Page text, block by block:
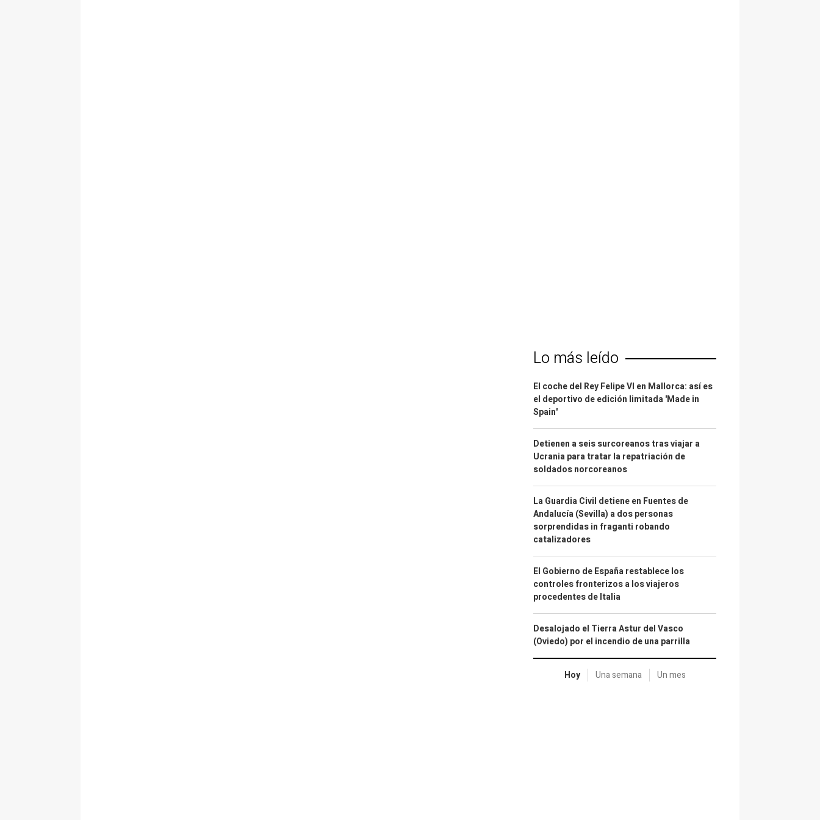
Lo más leído
El coche del Rey Felipe VI en Mallorca: así es
el deportivo de edición limitada 'Made in
Spain'
Detienen a seis surcoreanos tras viajar a
Ucrania para tratar la repatriación de
soldados norcoreanos
La Guardia Civil detiene en Fuentes de
Andalucía (Sevilla) a dos personas
sorprendidas in fraganti robando
catalizadores
El Gobierno de España restablece los
controles fronterizos a los viajeros
procedentes de Italia
Desalojado el Tierra Astur del Vasco
(Oviedo) por el incendio de una parrilla
Hoy Una semana Un mes